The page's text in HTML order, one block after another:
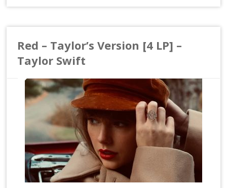
Red – Taylor’s Version [4 LP] –
Taylor Swift